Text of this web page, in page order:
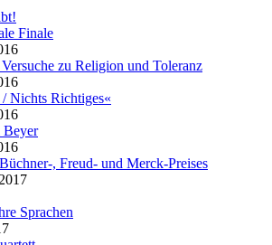
Finale
zu Religion und Toleranz
Nichts Richtiges«
Beyer
, Freud- und Merck-Preises
Sprachen